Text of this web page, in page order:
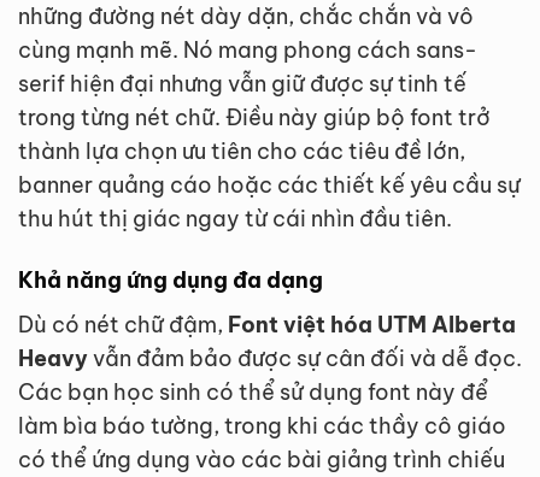
những đường nét dày dặn, chắc chắn và vô
cùng mạnh mẽ. Nó mang phong cách sans-
serif hiện đại nhưng vẫn giữ được sự tinh tế
trong từng nét chữ. Điều này giúp bộ font trở
thành lựa chọn ưu tiên cho các tiêu đề lớn,
banner quảng cáo hoặc các thiết kế yêu cầu sự
thu hút thị giác ngay từ cái nhìn đầu tiên.
Khả năng ứng dụng đa dạng
Dù có nét chữ đậm, Font việt hóa UTM Alberta
Heavyvẫn đảm bảo được sự cân đối và dễ đọc.
Các bạn học sinh có thể sử dụng font này để
làm bìa báo tường, trong khi các thầy cô giáo
có thể ứng dụng vào các bài giảng trình chiếu